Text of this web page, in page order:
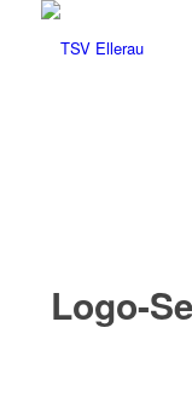
Logo-